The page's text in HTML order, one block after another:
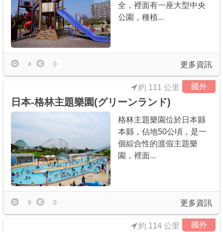
全，裡面有一座大型中央
公園，種植...
更多資訊
4 0
國外
約 111 公里
日本-格林主題樂園(グリーンランド)
格林主題樂園位於日本縣
本縣，佔地50公頃，是一
個綜合性的渡假主題樂
園，裡面...
更多資訊
8 0
國外
約 114 公里